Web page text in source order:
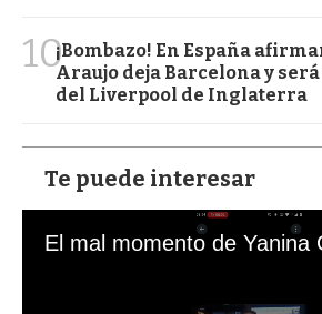
10¡Bombazo! En España
Araujo deja Barcelona y
del Liverpool de Inglaterra
Te puede interesar